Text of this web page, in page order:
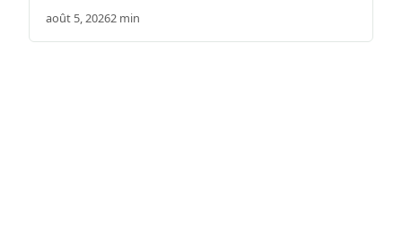
août 5, 20262 min